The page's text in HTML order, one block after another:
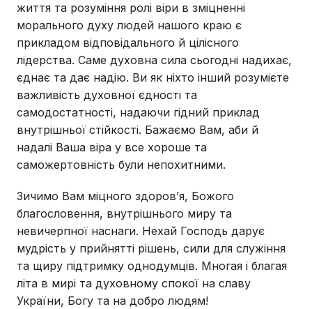
життя та розуміння ролі віри в зміцненні
морального духу людей нашого краю є
прикладом відповідального й цілісного
лідерства. Саме духовна сила сьогодні надихає,
єднає та дає надію. Ви як ніхто інший розумієте
важливість духовної єдності та
самодостатності, надаючи гідний приклад
внутрішньої стійкості. Бажаємо Вам, аби й
надалі Ваша віра у все хороше та
саможертовність були непохитними.
Зичимо Вам міцного здоров’я, Божого
благословення, внутрішнього миру та
невичерпної наснаги. Нехай Господь дарує
мудрість у прийнятті рішень, сили для служіння
та щиру підтримку однодумців. Многая і благая
літа в мирі та духовному спокої на славу
України, Богу та на добро людям!